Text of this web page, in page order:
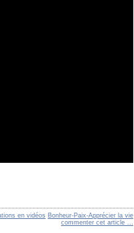
en vidéos Bonheur-Paix-Apprécier la vie
commenter cet article …